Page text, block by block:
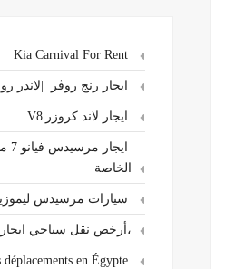
ايجار رنج روڤر |لاندر
ايجار لاند كروزر|V8
الخاصة
سيارات مرسيدس
،أرخص نقل سياحي
.Les déplacements en Égypte | نقل سياحي